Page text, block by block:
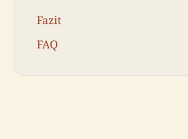
Fazit
FAQ